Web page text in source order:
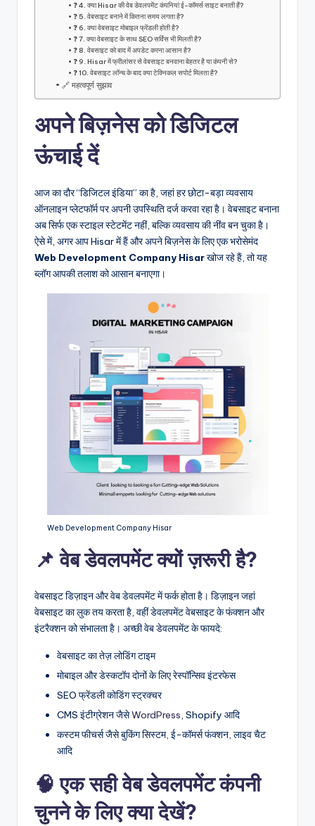
❓ 4. क्या Hisar की वेब डेवलपमेंट कंपनियां ई-कॉमर्स साइट बनाती हैं?
❓ 5. वेबसाइट बनाने में कितना समय लगता है?
❓ 6. क्या वेबसाइट मोबाइल फ्रेंडली होती है?
❓ 7. क्या वेबसाइट के साथ SEO सर्विस भी मिलती है?
❓ 8. वेबसाइट को बाद में अपडेट करना आसान है?
❓ 9. Hisar में फ्रीलांसर से वेबसाइट बनवाना बेहतर है या कंपनी से?
❓ 10. वेबसाइट लॉन्च के बाद क्या टेक्निकल सपोर्ट मिलता है?
🔗 महत्वपूर्ण सुझाव
अपने बिज़नेस को डिजिटल
ऊंचाई दें
आज का दौर “डिजिटल इंडिया” का है, जहां हर छोटा-बड़ा व्यवसाय
ऑनलाइन प्लेटफॉर्म पर अपनी उपस्थिति दर्ज करवा रहा है। वेबसाइट बनाना
अब सिर्फ एक स्टाइल स्टेटमेंट नहीं, बल्कि व्यवसाय की नींव बन चुका है।
ऐसे में, अगर आप Hisar में हैं और अपने बिज़नेस के लिए एक भरोसेमंद
Web Development Company Hisarखोज रहे हैं, तो यह
ब्लॉग आपकी तलाश को आसान बनाएगा।
Web Development Company Hisar
📌 वेब डेवलपमेंट क्यों ज़रूरी है?
वेबसाइट डिज़ाइन और वेब डेवलपमेंट में फर्क होता है। डिज़ाइन जहां
वेबसाइट का लुक तय करता है, वहीं डेवलपमेंट वेबसाइट के फंक्शन और
इंटरैक्शन को संभालता है। अच्छी वेब डेवलपमेंट के फायदे:
वेबसाइट का तेज़ लोडिंग टाइम
मोबाइल और डेस्कटॉप दोनों के लिए रेस्पॉन्सिव इंटरफेस
SEO फ्रेंडली कोडिंग स्ट्रक्चर
CMS इंटीग्रेशन जैसेWordPress, Shopify आदि
कस्टम फीचर्स जैसे बुकिंग सिस्टम, ई-कॉमर्स फंक्शन, लाइव चैट
आदि
🧠 एक सही वेब डेवलपमेंट कंपनी
चुनने के लिए क्या देखें?